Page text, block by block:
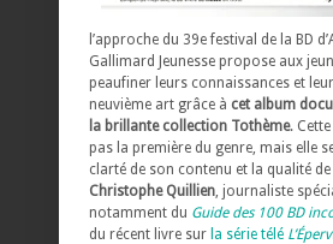
l’approche du 39e festival de la BD
Gallimard Jeunesse propose aux
peaufiner leurs connaissances et
neuvième art grâce à cet album
la brillante collection Tothème.
pas la première du genre, mais elle
clarté de son contenu et la qualité
Christophe Quillien , journaliste
notamment du Guide des 100 BD
du récent livre sur la série télé